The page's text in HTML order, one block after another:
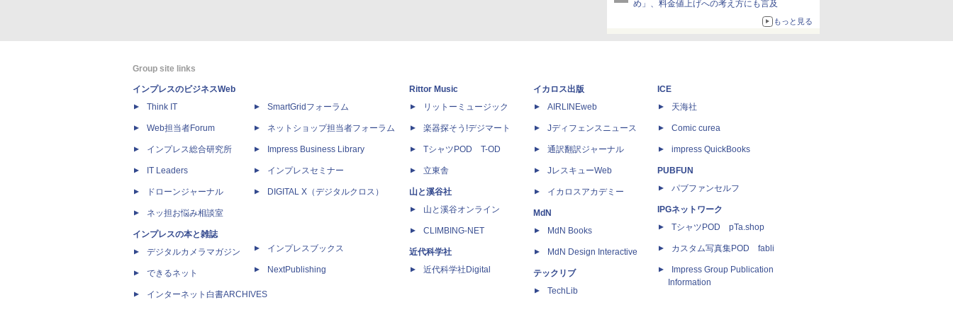
め」、料金値上げへの考え方にも言及
もっと見る
Group site links
インプレスのビジネスWeb
Think IT
Web担当者Forum
インプレス総合研究所
IT Leaders
ドローンジャーナル
ネッ担お悩み相談室
インプレスの本と雑誌
デジタルカメラマガジン
できるネット
インターネット白書ARCHIVES
SmartGridフォーラム
ネットショップ担当者フォーラム
Impress Business Library
インプレスセミナー
DIGITAL X（デジタルクロス）
インプレスブックス
NextPublishing
Rittor Music
リットーミュージック
楽器探そう!デジマート
TシャツPOD T-OD
立東舎
山と溪谷社
山と溪谷オンライン
CLIMBING-NET
近代科学社
近代科学社Digital
イカロス出版
AIRLINEweb
Jディフェンスニュース
通訳翻訳ジャーナル
JレスキューWeb
イカロスアカデミー
MdN
MdN Books
MdN Design Interactive
テックリブ
TechLib
ICE
天海社
Comic curea
impress QuickBooks
PUBFUN
パブファンセルフ
IPGネットワーク
TシャツPOD pTa.shop
カスタム写真集POD fabli
Impress Group Publication
Information